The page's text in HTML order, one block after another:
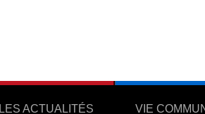
LES ACTUALITÉS VIE